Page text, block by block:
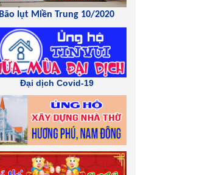
Bão lụt Miền Trung 10/2020
Đại dịch Covid-19